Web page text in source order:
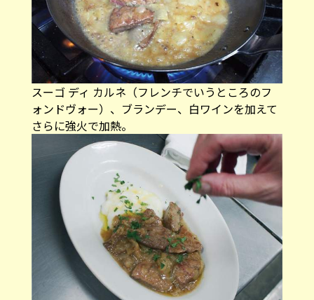
スーゴ ディ カルネ（フレンチでいうところのフ
ォンドヴォー）、ブランデー、白ワインを加えて
さらに強火で加熱。